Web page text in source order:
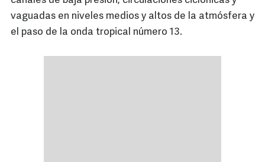
vaguadas en niveles medios y altos de la atmósfera y
el paso de la onda tropical número 13.